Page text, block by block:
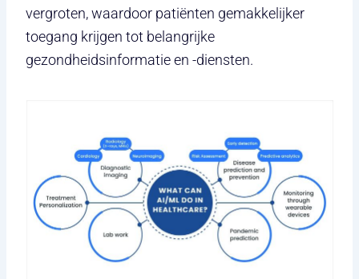
vergroten, waardoor patiënten gemakkelijker
toegang krijgen tot belangrijke
gezondheidsinformatie en -diensten.